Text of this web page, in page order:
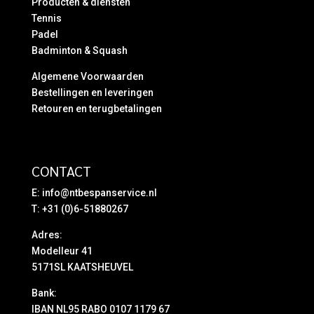
Tennis
Padel
Badminton & Squash
Algemene Voorwaarden
Bestellingen en leveringen
Retouren en terugbetalingen
CONTACT
E: info@ntbespanservice.nl
T: +31 (0)6-51880267
Adres:
Modelleur 41
5171SL KAATSHEUVEL
Bank:
IBAN NL95 RABO 0107 1179 67